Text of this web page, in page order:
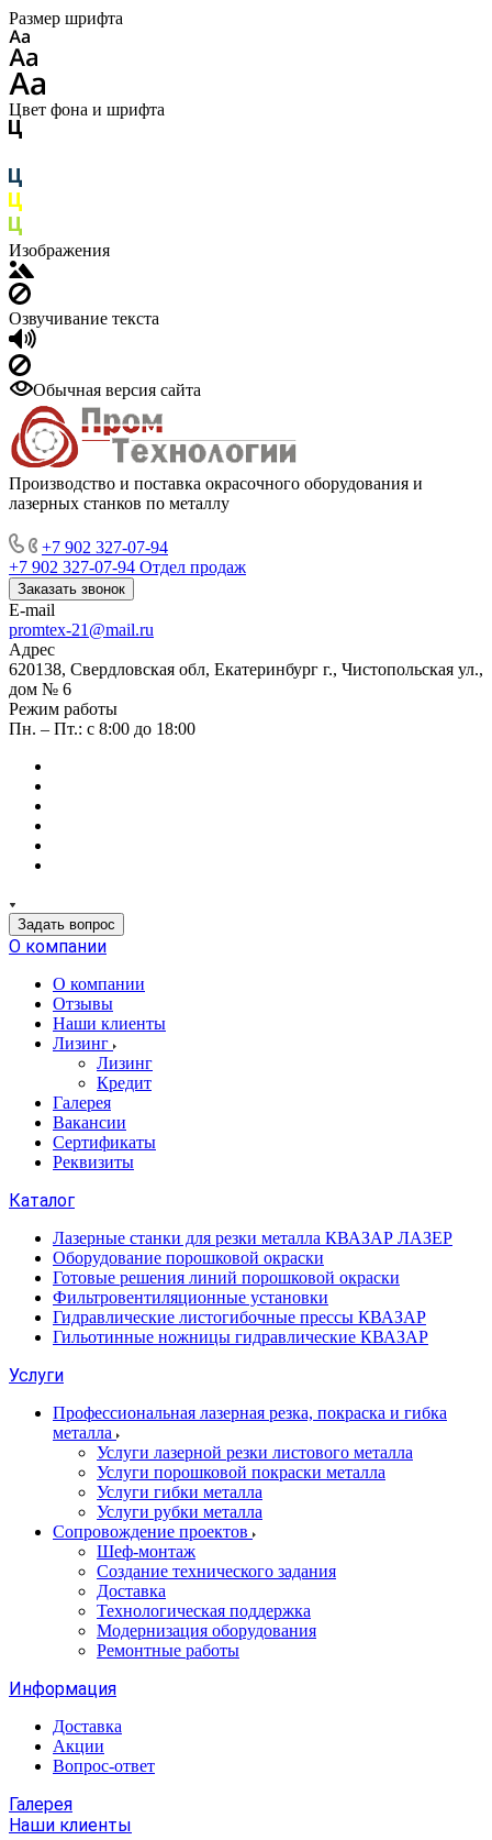
Размер шрифта
Цвет фона и шрифта
Изображения
Озвучивание текста
Обычная версия сайта
Производство и поставка окрасочного оборудования и
лазерных станков по металлу
+7 902 327-07-94
+7 902 327-07-94 Отдел продаж
Заказать звонок
E-mail
promtex-21@mail.ru
Адрес
620138, Свердловская обл, Екатеринбург г., Чистопольская ул.,
дом № 6
Режим работы
Пн. – Пт.: с 8:00 до 18:00
Задать вопрос
О компании
О компании
Отзывы
Наши клиенты
Лизинг
Лизинг
Кредит
Галерея
Вакансии
Сертификаты
Реквизиты
Каталог
Лазерные станки для резки металла КВАЗАР ЛАЗЕР
Оборудование порошковой окраски
Готовые решения линий порошковой окраски
Фильтровентиляционные установки
Гидравлические листогибочные прессы КВАЗАР
Гильотинные ножницы гидравлические КВАЗАР
Услуги
Профессиональная лазерная резка, покраска и гибка
металла
Услуги лазерной резки листового металла
Услуги порошковой покраски металла
Услуги гибки металла
Услуги рубки металла
Сопровождение проектов
Шеф-монтаж
Создание технического задания
Доставка
Технологическая поддержка
Модернизация оборудования
Ремонтные работы
Информация
Доставка
Акции
Вопрос-ответ
Галерея
Наши клиенты